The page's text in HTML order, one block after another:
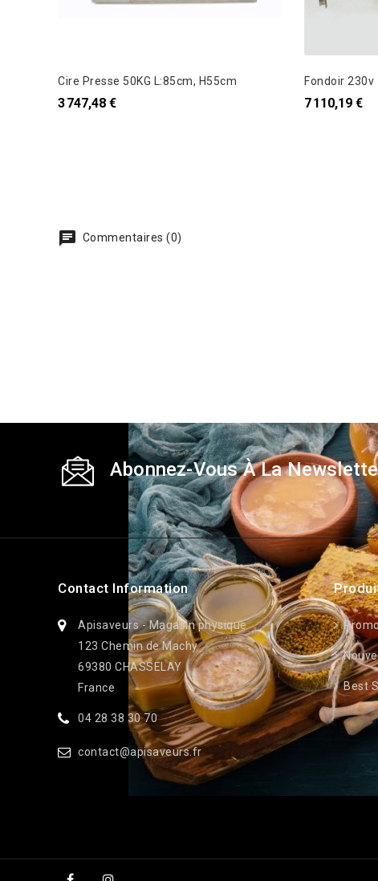
Cire Presse 50KG L:85cm, H55cm
3 747,48 €
Fondoir 230v
7 110,19 €
Commentaires (0)
Abonnez-Vous À La
Contact Information
Apisaveurs - Magasin physique
123 Chemin de Machy
69380 CHASSELAY
France
04 28 38 30 70
contact@apisaveurs.fr
Best